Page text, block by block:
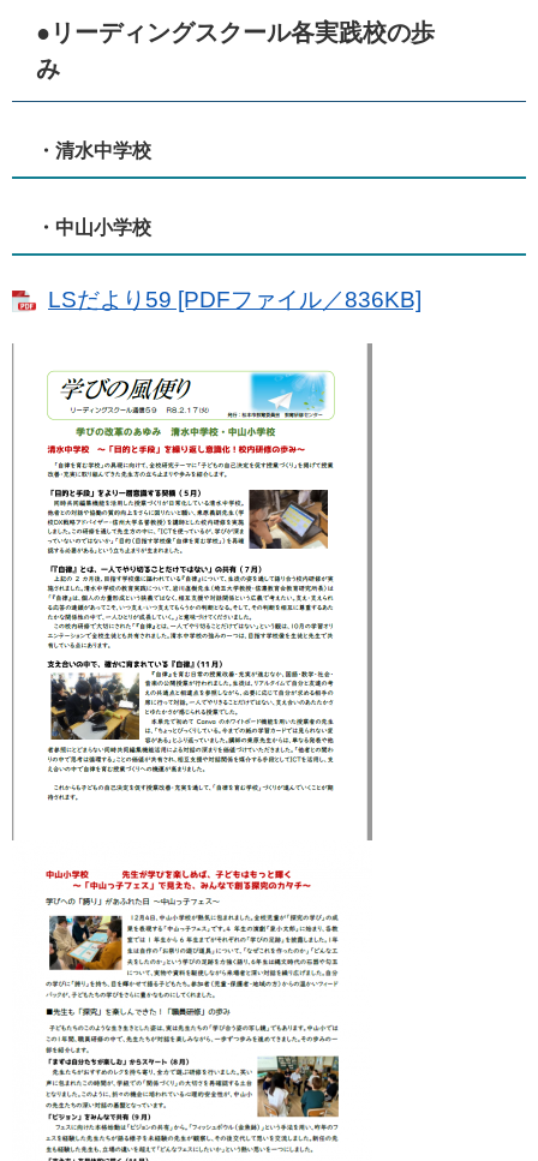
●リーディングスクール各実践校の歩
み
・清水中学校
・中山小学校
LSだより59 [PDFファイル／836KB]